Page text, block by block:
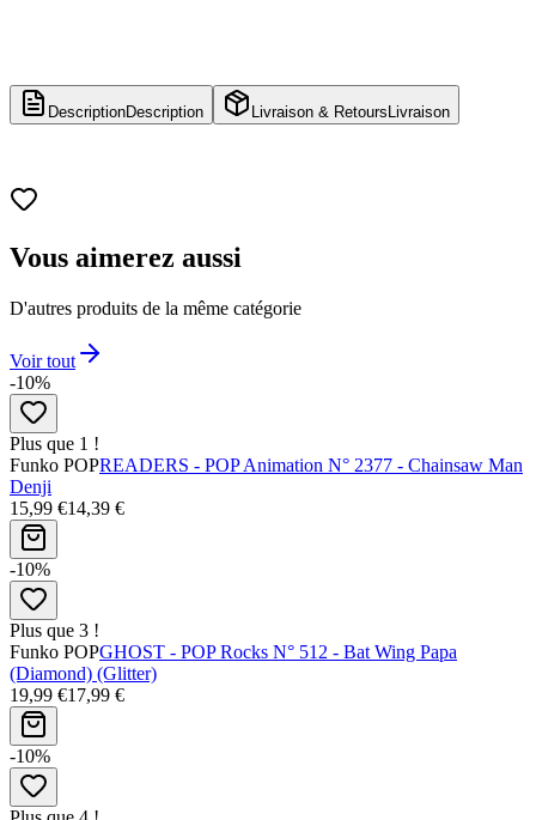
DescriptionDescription Livraison & Retours Livraison
Vous aimerez aussi
D'autres produits de la même catégorie
Voir tout
-10%
Plus que 1 !
Funko POPREADERS - POP Animation N° 2377 - Chainsaw Man
Denji
15,99 €14,39 €
-10%
Plus que 3 !
Funko POPGHOST - POP Rocks N° 512 - Bat Wing Papa
(Diamond) (Glitter)
19,99 €17,99 €
-10%